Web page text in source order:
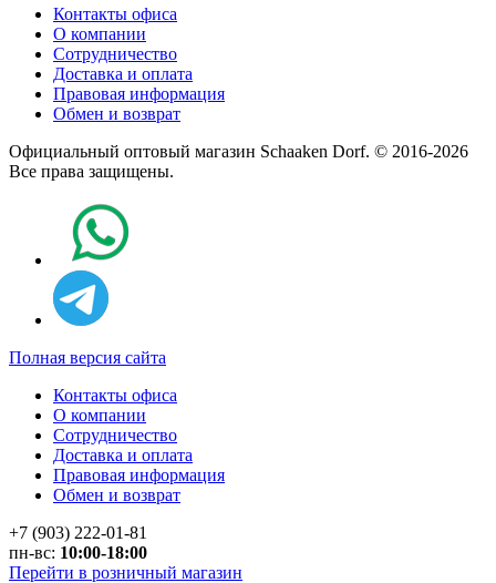
Контакты офиса
О компании
Сотрудничество
Доставка и оплата
Правовая информация
Обмен и возврат
Официальный оптовый магазин Schaaken Dorf. © 2016-2026
Все права защищены.
Полная версия сайта
Контакты офиса
О компании
Сотрудничество
Доставка и оплата
Правовая информация
Обмен и возврат
+7 (903) 222-01-81
пн-вс: 10:00-18:00
Перейти в розничный магазин